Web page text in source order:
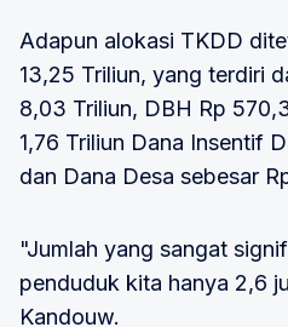
Adapun alokasi TKDD
13,25 Triliun, yang terdiri
8,03 Triliun, DBH Rp
1,76 Triliun Dana Insentif
dan Dana Desa sebesar
"Jumlah yang sangat
penduduk kita hanya 2,6
Kandouw.